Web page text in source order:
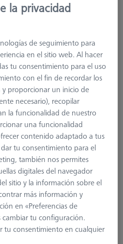
Counterweight
13,69 mm
Steel
M5
Connect
25,0 mm
50,0 g
la privacidad
de seguimiento para
en el sitio web. Al hacer
tu consentimiento para el uso
con el fin de recordar los
y proporcionar un inicio de
necesario), recopilar
la funcionalidad de nuestro
una funcionalidad
contenido adaptado a tus
tu consentimiento para el
también nos permites
digitales del navegador
sitio y la información sobre el
más información y
en «Preferencias de
tu configuración.
tu consentimiento en cualquier